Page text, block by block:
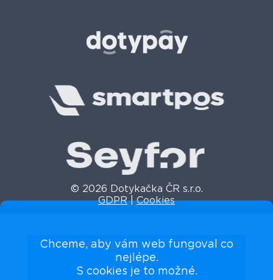
© 2026 Dotykačka ČR s.r.o.
GDPR|Cookies
Chceme, aby vám web fungoval co
nejlépe.
S cookies je to možné.